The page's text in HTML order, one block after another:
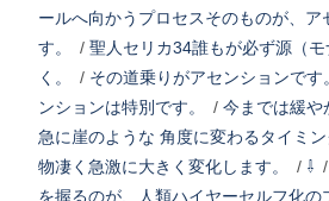
ールへ向かうプロセスそのものが、ア
す。
/ 聖人セリカ34誰もが必ず源（
く。
/ その道乗りがアセンションです。
ンションは特別です。
/ 今までは緩や
急に崖のような 角度に変わるタイミン
物凄く急激に大きく変化します。
/ ⇩ /
を握るのが、人類ハイヤーセルフ化の